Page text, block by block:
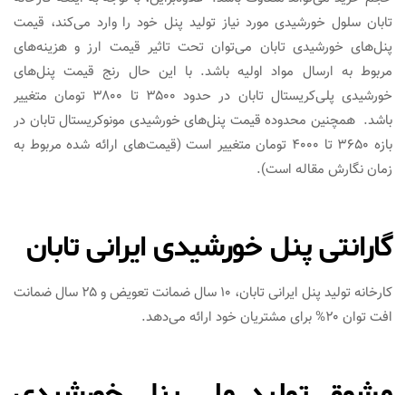
تابان سلول خورشیدی مورد نیاز تولید پنل خود را وارد می‌کند، قیمت
پنل‌های خورشیدی تابان می‌توان تحت تاثیر قیمت ارز و هزینه‌های
مربوط به ارسال مواد اولیه باشد. با این حال رنج قیمت پنل‌های
خورشیدی پلی‌کریستال تابان در حدود ۳۵۰۰ تا ۳۸۰۰ تومان متغییر
باشد. همچنین محدوده قیمت پنل‌های خورشیدی مونوکریستال تابان در
بازه ۳۶۵۰ تا ۴۰۰۰ تومان متغییر است (قیمت‌های ارائه شده مربوط به
زمان نگارش مقاله است).
گارانتی پنل خورشیدی ایرانی تابان
کارخانه تولید پنل ایرانی تابان، ۱۰ سال ضمانت تعویض و ۲۵ سال ضمانت
افت توان ۲۰% برای مشتریان خود ارائه می‌دهد.